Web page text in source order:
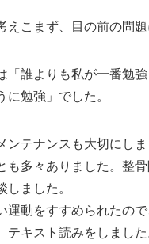
えこまず、目の前の問
「誰よりも私が一番勉
に勉強」でした。
ンテナンスも大切にし
も多々ありました。整
しました。
運動をすすめられたの
テキスト読みをしました